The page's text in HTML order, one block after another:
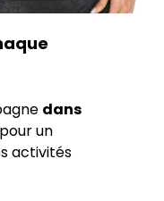
dans
un
activités